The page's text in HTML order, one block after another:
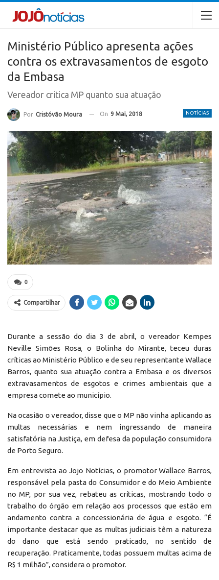
Ministério Público apresenta ações
contra os extravasamentos de esgoto
da Embasa
Vereador critica MP quanto sua atuação
NOTÍCIAS
Por Cristóvão Moura On 9 Mai, 2018
0
Compartilhar
Durante a sessão do dia 3 de abril, o vereador Kempes
Neville Simões Rosa, o Bolinha do Mirante, teceu duras
críticas ao Ministério Público e de seu representante Wallace
Barros, quanto sua atuação contra a Embasa e os diversos
extravasamentos de esgotos e crimes ambientais que a
empresa comete ao município.
Na ocasião o vereador, disse que o MP não vinha aplicando as
multas necessárias e nem ingressando de maneira
satisfatória na Justiça, em defesa da população consumidora
de Porto Seguro.
Em entrevista ao Jojo Notícias, o promotor Wallace Barros,
responsável pela pasta do Consumidor e do Meio Ambiente
no MP, por sua vez, rebateu as críticas, mostrando todo o
trabalho do órgão em relação aos processos que estão em
andamento contra a concessionária de água e esgoto. “É
importante destacar que as multas judiciais têm a natureza
do dano que está sendo praticado, no sentido de
recuperação. Praticamente, todas possuem multas acima de
R$ 1 milhão”, considera o promotor.